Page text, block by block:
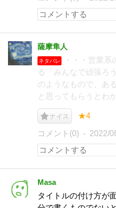
薩摩隼人
ネタバレ
・・・営業
る「みんなで頑張ろ
のようなもので、あ
と思ってもらうとわ
ナイス ★4
コメント(0) 2022/
Masa
タイトルの付け方が